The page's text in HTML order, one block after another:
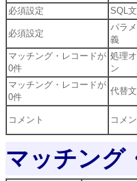
必須設定
SQL文
必須設定
パラ
義
マッチング・レコードが
0件
処理
ン
マッチング・レコードが
0件
代替
コメント コメ
マッチング